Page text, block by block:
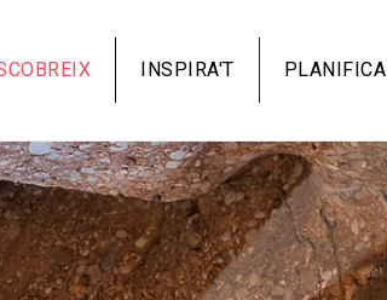
al
contingut
INSPIRA'T PLANIFICA